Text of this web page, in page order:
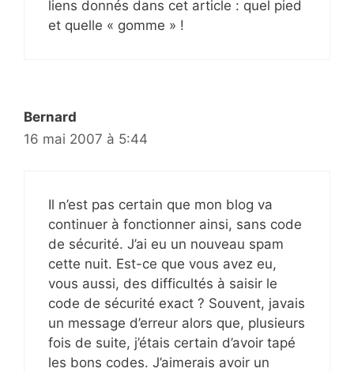
liens donnés dans cet article : quel pied
et quelle « gomme » !
Bernard
16 mai 2007 à 5:44
Il n’est pas certain que mon blog va
continuer à fonctionner ainsi, sans code
de sécurité. J’ai eu un nouveau spam
cette nuit. Est-ce que vous avez eu,
vous aussi, des difficultés à saisir le
code de sécurité exact ? Souvent, javais
un message d’erreur alors que, plusieurs
fois de suite, j’étais certain d’avoir tapé
les bons codes. J’aimerais avoir un